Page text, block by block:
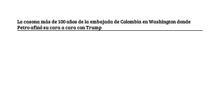
La casona más de 100 años de la embajada de Colombia en Washington donde
Petro afinó su cara a cara con Trump